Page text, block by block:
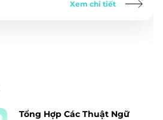
Xem chi tiết
Tổng Hợp Các Thuật Ngữ